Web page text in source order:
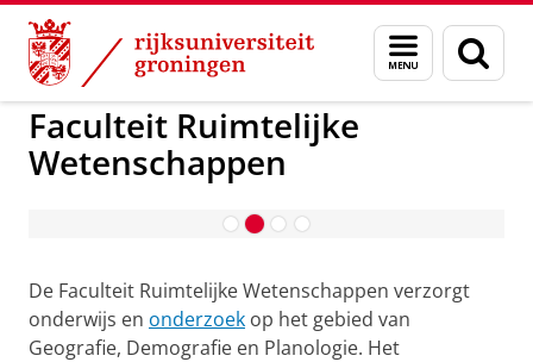
Skip
Content
Skip
Navigation
Menu
en
zoeken
Over ons Faculteit Ruimtelijke Wetenschappen
Faculteit Ruimtelijke
Wetenschappen
Studeren bij FRW
De Faculteit Ruimtelijke Wetenschappen verzorgt
onderwijs en onderzoek op het gebied van
Geografie, Demografie en Planologie. Het